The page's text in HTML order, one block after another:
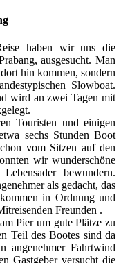
haben wir uns die
ausgesucht. Man
hin kommen, sondern
Slowboat.
wird an zwei Tagen mit
Touristen und einigen
sechs Stunden Boot
vom Sitzen auf den
wir wunderschöne
bewundern.
als gedacht, das
in Ordnung und
Freunden .
Pier um gute Plätze zu
Teil des Bootes sind da
Fahrtwind
Gastgeber versucht die